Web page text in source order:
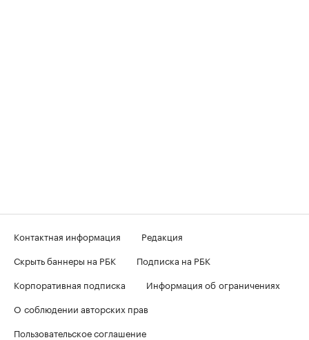
Контактная информация
Редакция
Скрыть баннеры на РБК
Подписка на РБК
Корпоративная подписка
Информация об ограничениях
О соблюдении авторских прав
Пользовательское соглашение